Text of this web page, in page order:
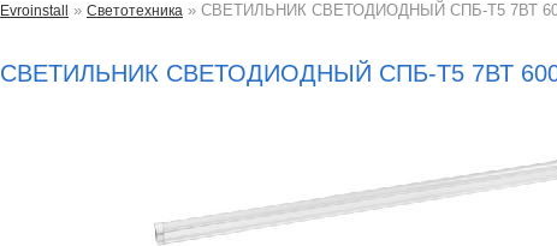
Evroinstall » Светотехника » СВЕТИЛЬНИК СВЕТОДИОДНЫЙ СПБ-T5 7ВТ
СВЕТИЛЬНИК СВЕТОДИОДНЫЙ СПБ-T5 7ВТ